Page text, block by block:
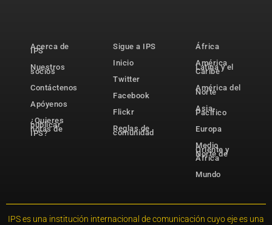
Acerca de
IPS
Nuestros
socios
Contáctenos
Apóyenos
¿Quieres
publicar
notas de
IPS?
Sigue a IPS
Inicio
Twitter
Facebook
Flickr
Reglas de
comunidad
África
América
Latina y el
Caribe
América del
Norte
Asia-
Pacífico
Europa
Medio
Oriente y
Norte de
África
Mundo
IPS es una institución internacional de comunicación cuyo eje es una